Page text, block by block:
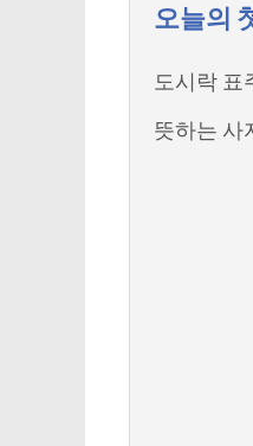
오늘의
도시락 표
뜻하는 사